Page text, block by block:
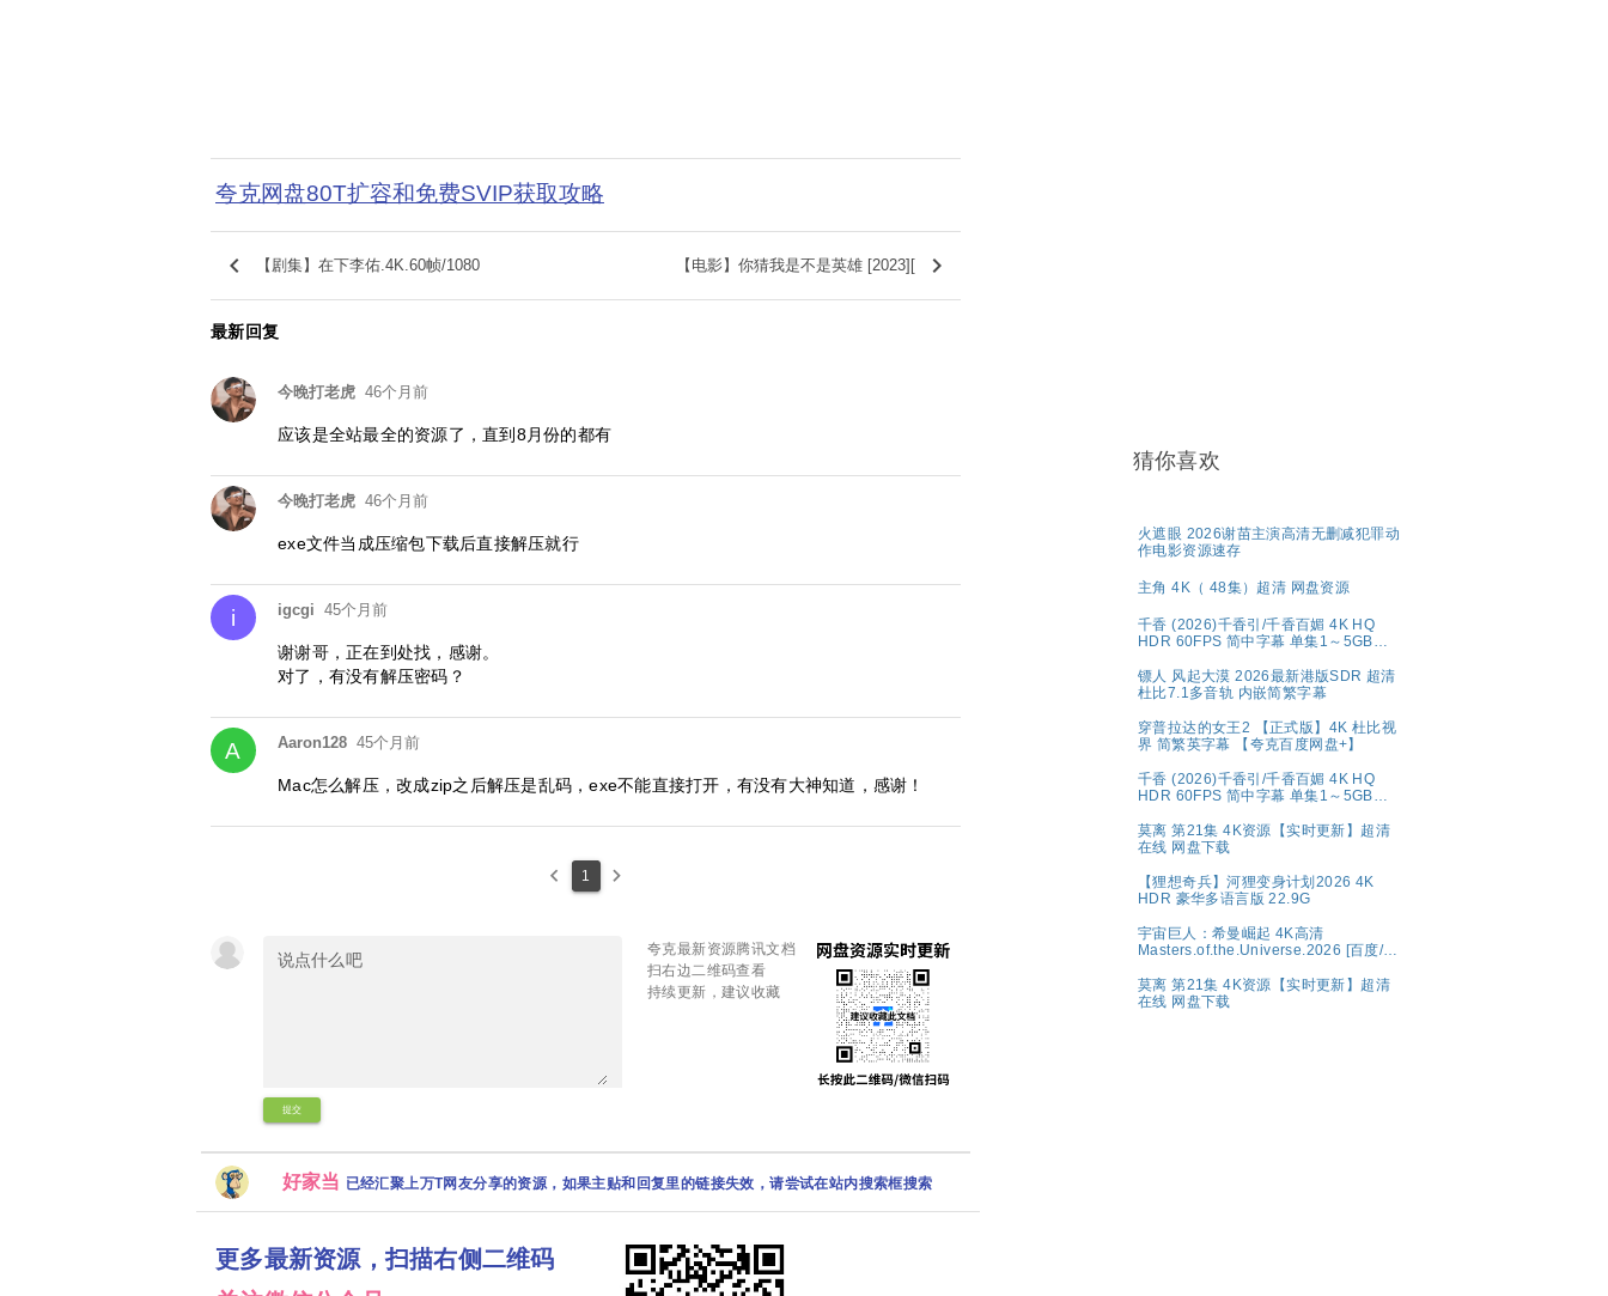
夸克网盘80T扩容和免费SVIP获取攻略
keyboard_arrow_left 【剧集】在下李佑.4K.60帧/1080 【电影】你猜我是不是英雄 [2023][ keyboard_arrow_right
最新回复
今晚打老虎 46个月前
应该是全站最全的资源了，直到8月份的都有
今晚打老虎 46个月前
exe文件当成压缩包下载后直接解压就行
i igcgi 45个月前
谢谢哥，正在到处找，感谢。
对了，有没有解压密码？
A Aaron128 45个月前
Mac怎么解压，改成zip之后解压是乱码，exe不能直接打开，有没有大神知道，感谢！
keyboard_arrow_left 1 keyboard_arrow_right
提交
夸克最新资源腾讯文档
扫右边二维码查看
持续更新，建议收藏
好家当 已经汇聚上万T网友分享的资源，如果主贴和回复里的链接失效，请尝试在站内搜索框搜索
更多最新资源，扫描右侧二维码
猜你喜欢
火遮眼 2026谢苗主演高清无删减犯罪动
作电影资源速存
主角 4K（ 48集）超清 网盘资源
千香 (2026)千香引/千香百媚 4K HQ
HDR 60FPS 简中字幕 单集1～5GB】
镖人 风起大漠 2026最新港版SDR 超清
杜比7.1多音轨 内嵌简繁字幕
穿普拉达的女王2 【正式版】4K 杜比视
界 简繁英字幕 【夸克百度网盘+】
千香 (2026)千香引/千香百媚 4K HQ
HDR 60FPS 简中字幕 单集1～5GB】
莫离 第21集 4K资源【实时更新】超清
在线 网盘下载
【狸想奇兵】河狸变身计划2026 4K
HDR 豪华多语言版 22.9G
宇宙巨人：希曼崛起 4K高清
Masters.of.the.Universe.2026 [百度/夸
莫离 第21集 4K资源【实时更新】超清
在线 网盘下载